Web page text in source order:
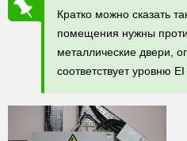
Кратко можно сказать
помещения нужны
металлические двери,
соответствует уровню